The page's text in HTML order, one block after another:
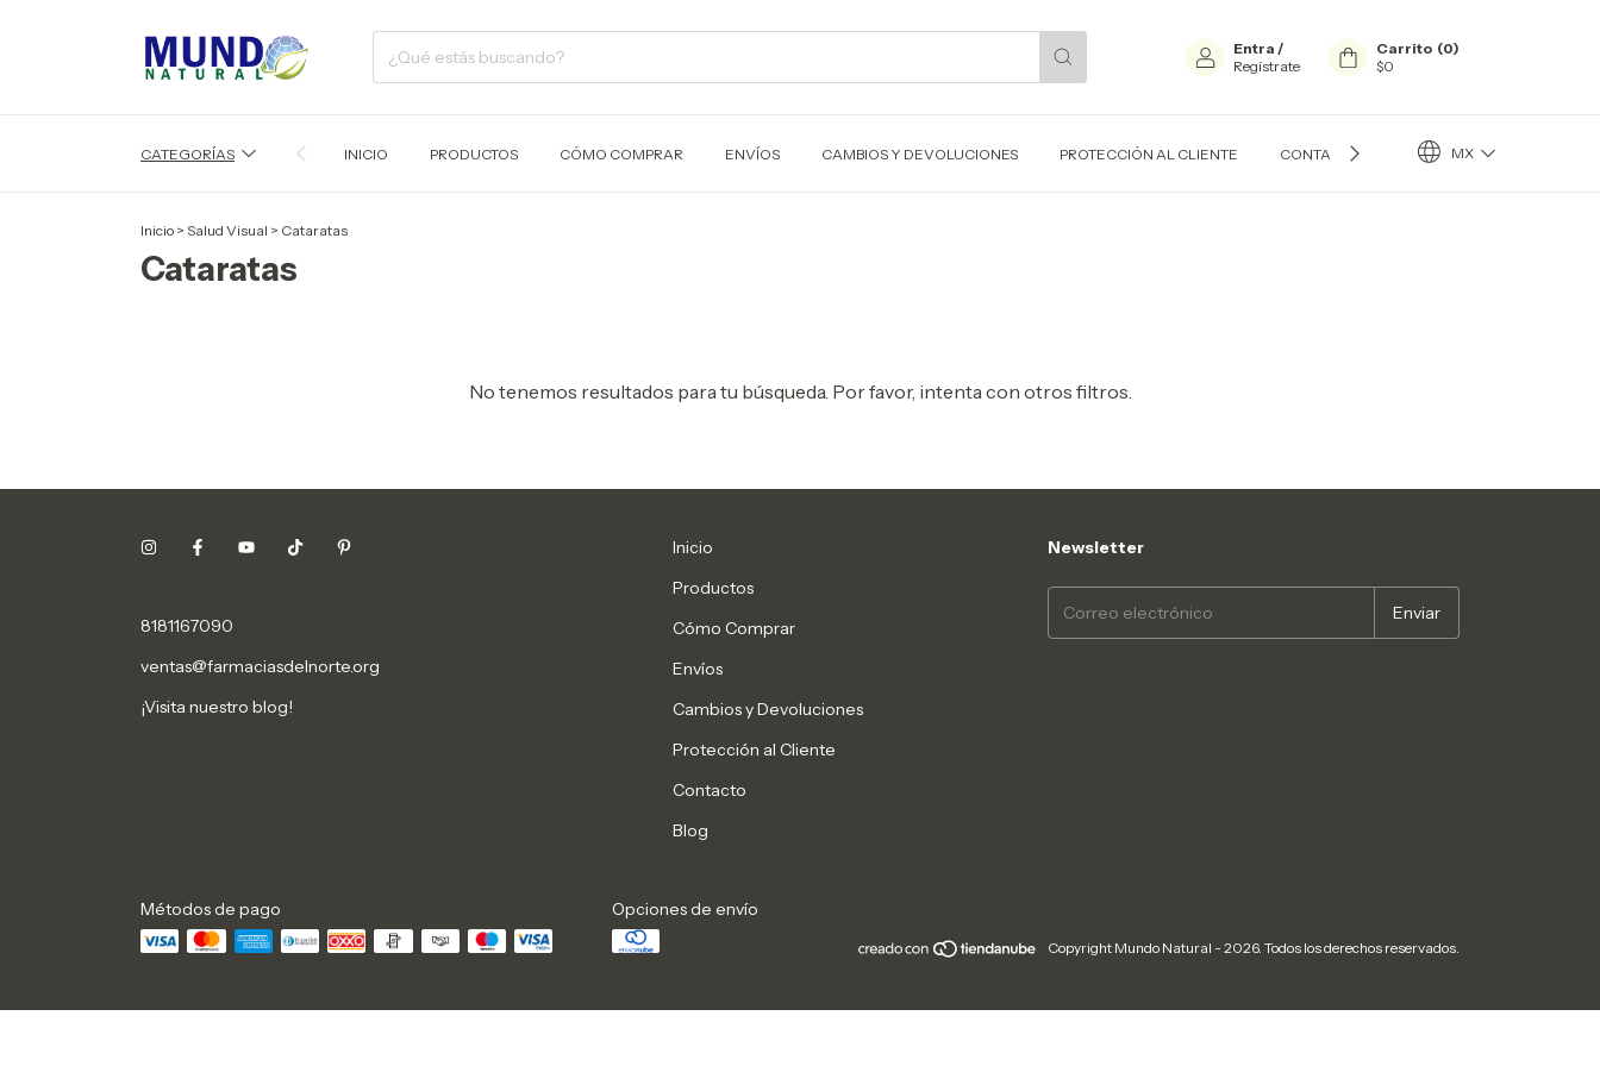
Entra /
Regístrate
Carrito (0)
$0
CATEGORÍAS INICIO PRODUCTOS CÓMO COMPRAR ENVÍOS CAMBIOS Y DEVOLUCIONES PROTECCIÓN AL CLIENTE CONTACTO BLOG MX
Inicio > Salud Visual > Cataratas
Cataratas
No tenemos resultados para tu búsqueda. Por favor, intenta con otros filtros.
8181167090
ventas@farmaciasdelnorte.org
¡Visita nuestro blog!
Inicio
Productos
Cómo Comprar
Envíos
Cambios y Devoluciones
Protección al Cliente
Contacto
Blog
Newsletter
Métodos de pago Opciones de envío
Copyright Mundo Natural - 2026. Todos los derechos reservados.